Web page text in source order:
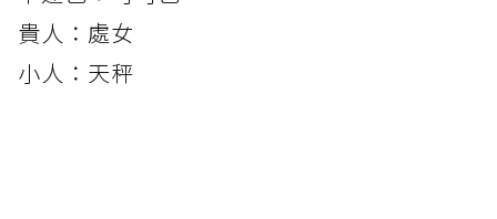
貴人：處女
小人：天秤